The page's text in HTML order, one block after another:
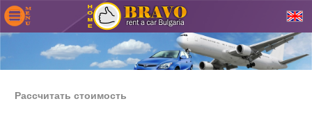
Рассчитать стоимость